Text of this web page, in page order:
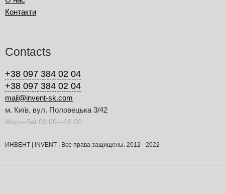
Контакти
Contacts
+38 097 384 02 04
+38 097 384 02 04
mail@invent-sk.com
м. Київ, вул. Половецька 3/42
Mon—Sat 09:00—18:00
ИНВЕНТ | INVENT . Все права защищены. 2012 - 2022